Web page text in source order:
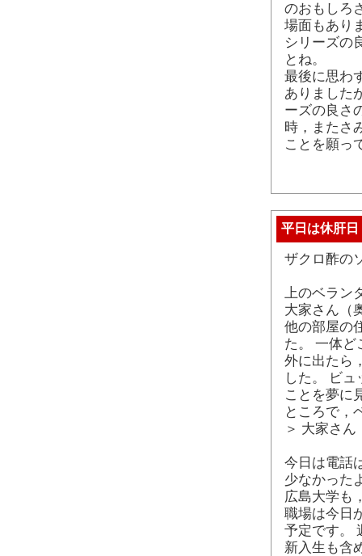
のおもしろ
場面もあり
シリーズの
とね。
最後に思わ
ありました
ーズの良さ
時，またさ
ことを願っ
平日は休肝日
ザクロ酢の
上のベラン
大家さん（
他の部屋の
た。 一体ど
外に出たら
した。 ビ
ことを夢に
ところで，
＞ 大家さん
今日は電話
少なかった
広島大学も
職場は今日
予定です。
新入生も含